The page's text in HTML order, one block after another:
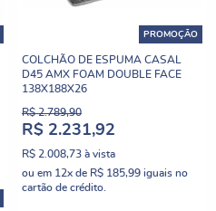
PROMOÇÃO
COLCHÃO DE ESPUMA CASAL
D45 AMX FOAM DOUBLE FACE
138X188X26
R$ 2.789,90
R$ 2.231,92
R$ 2.008,73 à vista
ou em 12x de R$ 185,99 iguais no
cartão de crédito.